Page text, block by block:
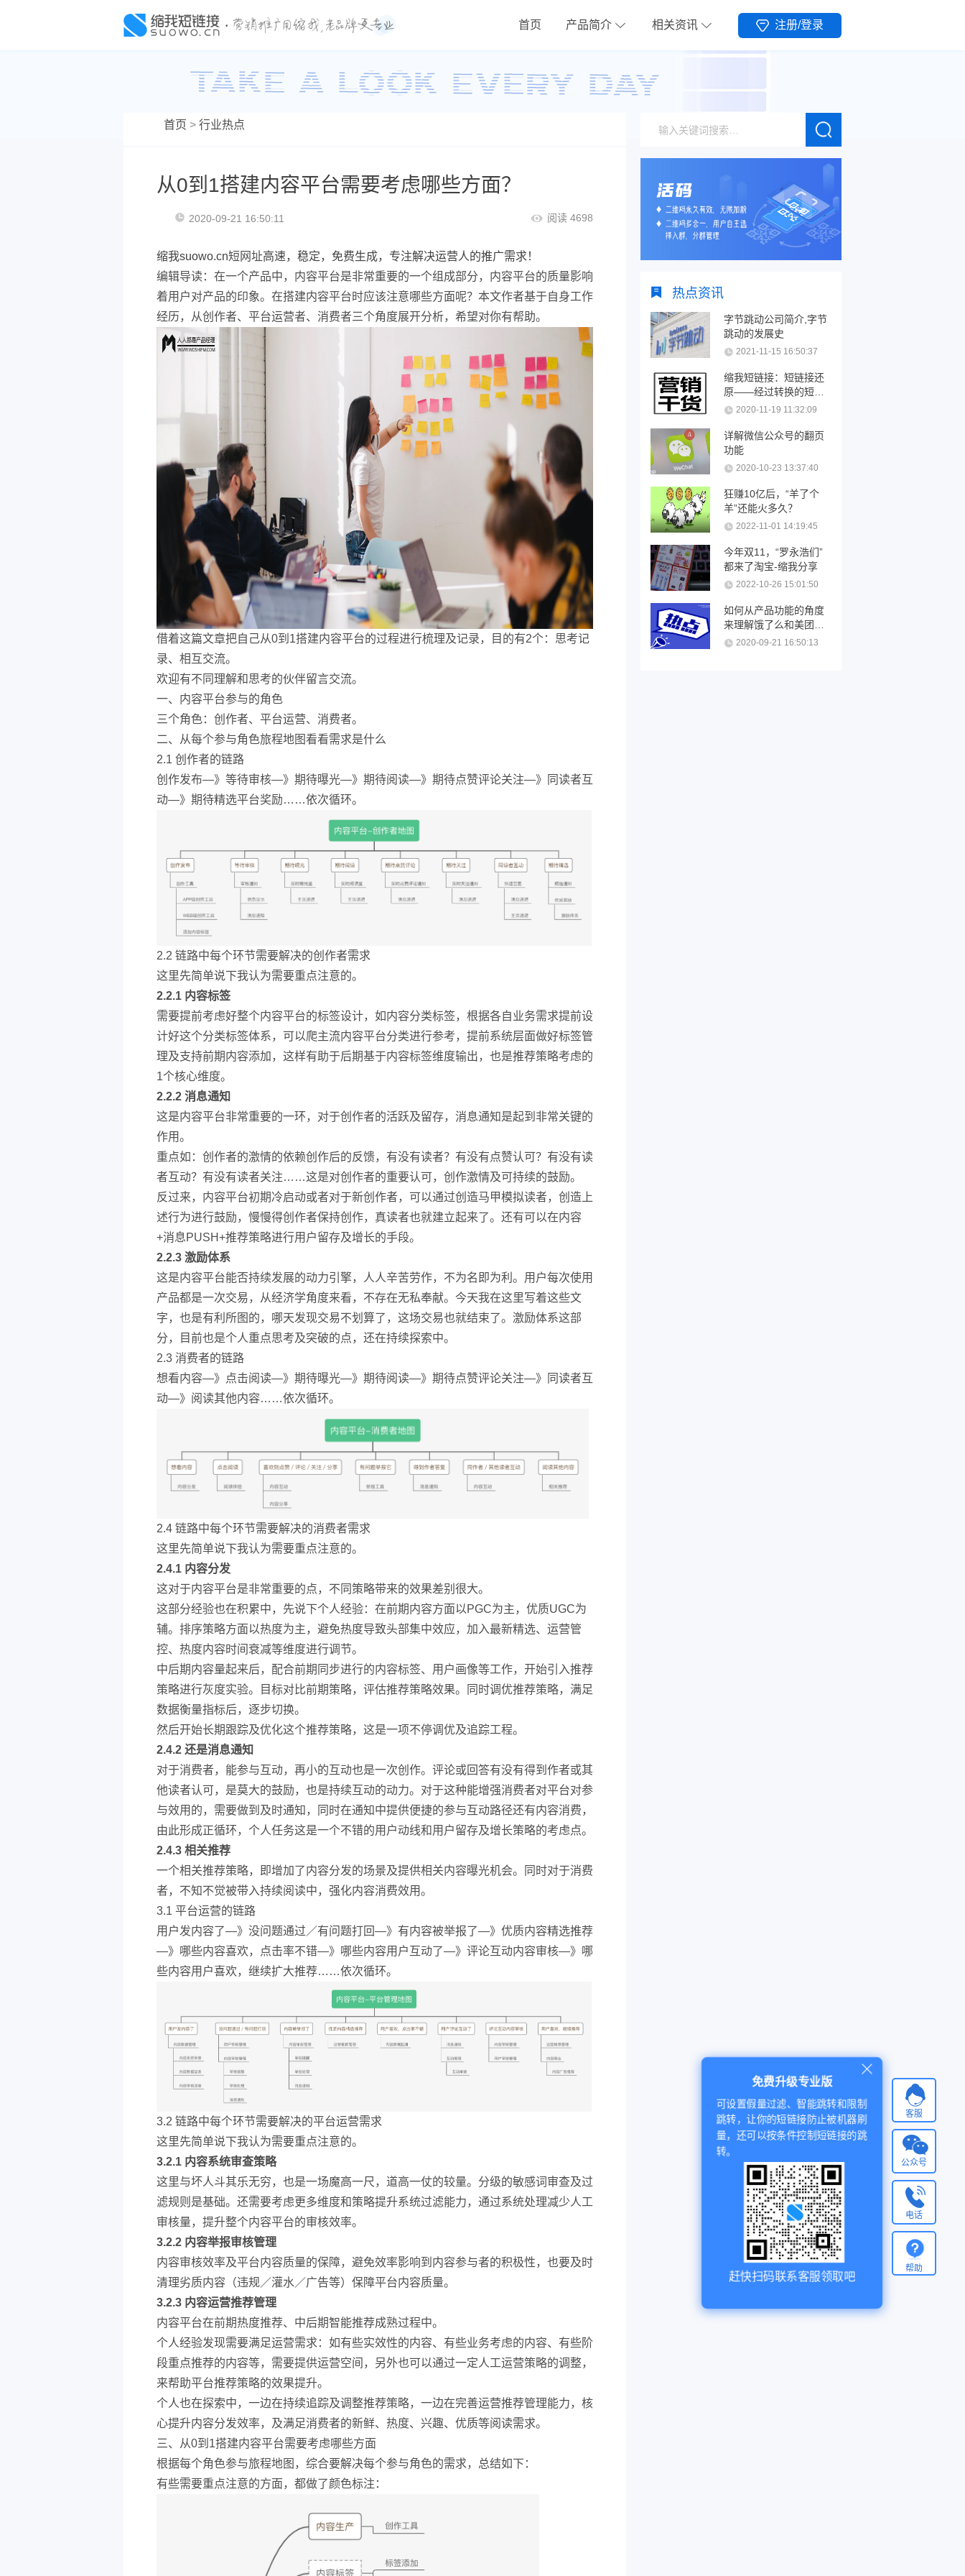
首页 产品简介 相关资讯 注册/登录
首页 > 行业热点
从0到1搭建内容平台需要考虑哪些方面？
2020-09-21 16:50:11 阅读 4698
缩我suowo.cn短网址高速，稳定，免费生成，专注解决运营人的推广需求！
编辑导读：在一个产品中，内容平台是非常重要的一个组成部分，内容平台的质量影响
着用户对产品的印象。在搭建内容平台时应该注意哪些方面呢？本文作者基于自身工作
经历，从创作者、平台运营者、消费者三个角度展开分析，希望对你有帮助。
借着这篇文章把自己从0到1搭建内容平台的过程进行梳理及记录，目的有2个：思考记
录、相互交流。
欢迎有不同理解和思考的伙伴留言交流。
一、内容平台参与的角色
三个角色：创作者、平台运营、消费者。
二、从每个参与角色旅程地图看看需求是什么
2.1 创作者的链路
创作发布—》等待审核—》期待曝光—》期待阅读—》期待点赞评论关注—》同读者互
动—》期待精选平台奖励……依次循环。
2.2 链路中每个环节需要解决的创作者需求
这里先简单说下我认为需要重点注意的。
2.2.1 内容标签
需要提前考虑好整个内容平台的标签设计，如内容分类标签，根据各自业务需求提前设
计好这个分类标签体系，可以爬主流内容平台分类进行参考，提前系统层面做好标签管
理及支持前期内容添加，这样有助于后期基于内容标签维度输出，也是推荐策略考虑的
1个核心维度。
2.2.2 消息通知
这是内容平台非常重要的一环，对于创作者的活跃及留存，消息通知是起到非常关键的
作用。
重点如：创作者的激情的依赖创作后的反馈，有没有读者？有没有点赞认可？有没有读
者互动？有没有读者关注……这是对创作者的重要认可，创作激情及可持续的鼓励。
反过来，内容平台初期冷启动或者对于新创作者，可以通过创造马甲模拟读者，创造上
述行为进行鼓励，慢慢得创作者保持创作，真读者也就建立起来了。还有可以在内容
+消息PUSH+推荐策略进行用户留存及增长的手段。
2.2.3 激励体系
这是内容平台能否持续发展的动力引擎，人人辛苦劳作，不为名即为利。用户每次使用
产品都是一次交易，从经济学角度来看，不存在无私奉献。今天我在这里写着这些文
字，也是有利所图的，哪天发现交易不划算了，这场交易也就结束了。激励体系这部
分，目前也是个人重点思考及突破的点，还在持续探索中。
2.3 消费者的链路
想看内容—》点击阅读—》期待曝光—》期待阅读—》期待点赞评论关注—》同读者互
动—》阅读其他内容……依次循环。
2.4 链路中每个环节需要解决的消费者需求
这里先简单说下我认为需要重点注意的。
2.4.1 内容分发
这对于内容平台是非常重要的点，不同策略带来的效果差别很大。
这部分经验也在积累中，先说下个人经验：在前期内容方面以PGC为主，优质UGC为
辅。排序策略方面以热度为主，避免热度导致头部集中效应，加入最新精选、运营管
控、热度内容时间衰减等维度进行调节。
中后期内容量起来后，配合前期同步进行的内容标签、用户画像等工作，开始引入推荐
策略进行灰度实验。目标对比前期策略，评估推荐策略效果。同时调优推荐策略，满足
数据衡量指标后，逐步切换。
然后开始长期跟踪及优化这个推荐策略，这是一项不停调优及追踪工程。
2.4.2 还是消息通知
对于消费者，能参与互动，再小的互动也是一次创作。评论或回答有没有得到作者或其
他读者认可，是莫大的鼓励，也是持续互动的动力。对于这种能增强消费者对平台对参
与效用的，需要做到及时通知，同时在通知中提供便捷的参与互动路径还有内容消费，
由此形成正循环，个人任务这是一个不错的用户动线和用户留存及增长策略的考虑点。
2.4.3 相关推荐
一个相关推荐策略，即增加了内容分发的场景及提供相关内容曝光机会。同时对于消费
者，不知不觉被带入持续阅读中，强化内容消费效用。
3.1 平台运营的链路
用户发内容了—》没问题通过／有问题打回—》有内容被举报了—》优质内容精选推荐
—》哪些内容喜欢，点击率不错—》哪些内容用户互动了—》评论互动内容审核—》哪
些内容用户喜欢，继续扩大推荐……依次循环。
3.2 链路中每个环节需要解决的平台运营需求
这里先简单说下我认为需要重点注意的。
3.2.1 内容系统审查策略
这里与坏人斗其乐无穷，也是一场魔高一尺，道高一仗的较量。分级的敏感词审查及过
滤规则是基础。还需要考虑更多维度和策略提升系统过滤能力，通过系统处理减少人工
审核量，提升整个内容平台的审核效率。
3.2.2 内容举报审核管理
内容审核效率及平台内容质量的保障，避免效率影响到内容参与者的积极性，也要及时
清理劣质内容（违规／灌水／广告等）保障平台内容质量。
3.2.3 内容运营推荐管理
内容平台在前期热度推荐、中后期智能推荐成熟过程中。
个人经验发现需要满足运营需求：如有些实效性的内容、有些业务考虑的内容、有些阶
段重点推荐的内容等，需要提供运营空间，另外也可以通过一定人工运营策略的调整，
来帮助平台推荐策略的效果提升。
个人也在探索中，一边在持续追踪及调整推荐策略，一边在完善运营推荐管理能力，核
心提升内容分发效率，及满足消费者的新鲜、热度、兴趣、优质等阅读需求。
三、从0到1搭建内容平台需要考虑哪些方面
根据每个角色参与旅程地图，综合要解决每个参与角色的需求，总结如下：
有些需要重点注意的方面，都做了颜色标注：
热点资讯
字节跳动公司简介,字节
跳动的发展史
2021-11-15 16:50:37
缩我短链接：短链接还
原——经过转换的短链
接可以还原吗？
2020-11-19 11:32:09
详解微信公众号的翻页
功能
2020-10-23 13:37:40
狂赚10亿后，“羊了个
羊”还能火多久？
2022-11-01 14:19:45
今年双11，“罗永浩们”
都来了淘宝-缩我分享
2022-10-26 15:01:50
如何从产品功能的角度
来理解饿了么和美团优
化 2020-09-21 16:50:13
客服
免费升级专业版
可设置假量过滤、智能跳转和限制
跳转，让你的短链接防止被机器刷
量，还可以按条件控制短链接的跳
转。
赶快扫码联系客服领取吧
公众号
电话
帮助